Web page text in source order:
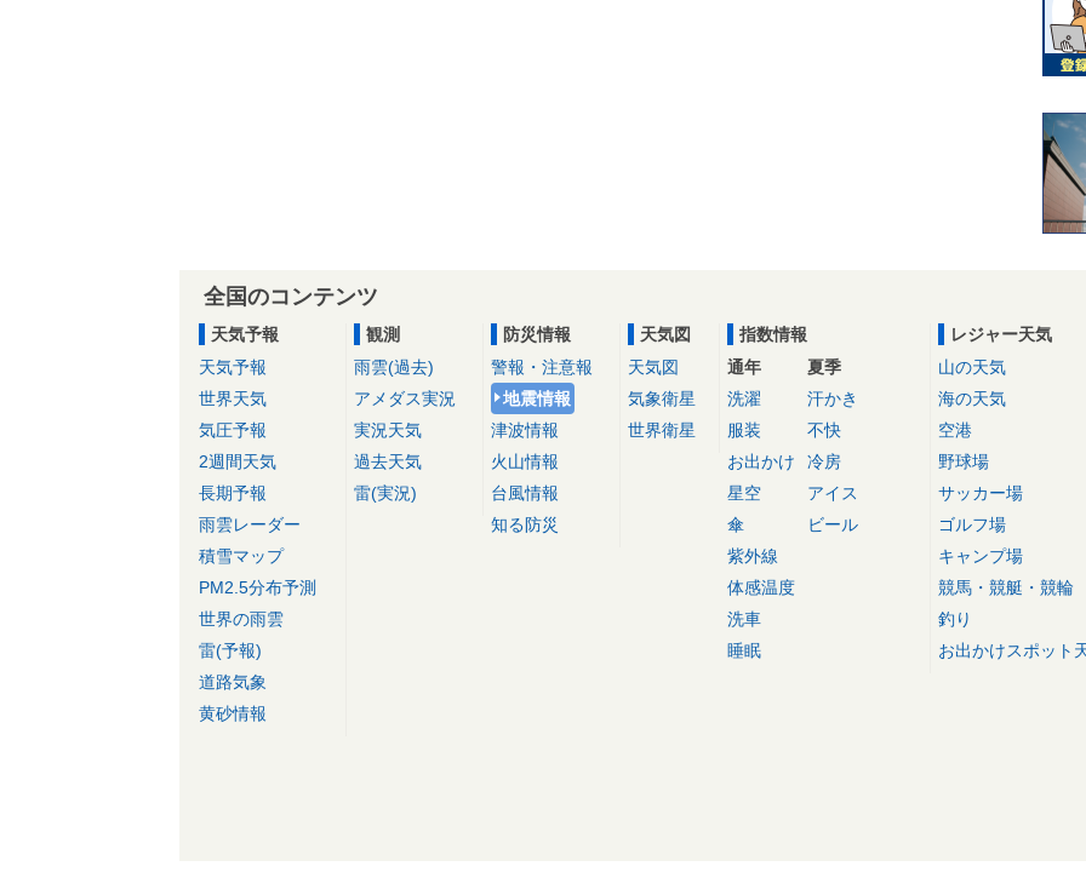
全国のコンテンツ
天気予報
天気予報
世界天気
気圧予報
2週間天気
長期予報
雨雲レーダー
積雪マップ
PM2.5分布予測
世界の雨雲
雷(予報)
道路気象
黄砂情報
観測
雨雲(過去)
アメダス実況
実況天気
過去天気
雷(実況)
防災情報
警報・注意報
地震情報
津波情報
火山情報
台風情報
知る防災
天気図
天気図
気象衛星
世界衛星
指数情報
通年
洗濯
服装
お出かけ
星空
傘
紫外線
体感温度
洗車
睡眠
夏季
汗かき
不快
冷房
アイス
ビール
レジャー天気
山の天気
海の天気
空港
野球場
サッカー場
ゴルフ場
キャンプ場
競馬・競艇・競輪
釣り
お出かけスポット